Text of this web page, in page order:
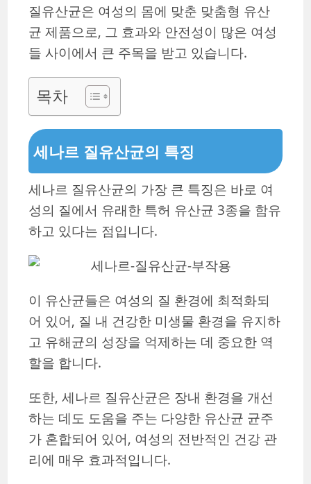
질유산균은 여성의 몸에 맞춘 맞춤형 유산
균 제품으로, 그 효과와 안전성이 많은 여성
들 사이에서 큰 주목을 받고 있습니다.
목차
세나르 질유산균의 특징
세나르 질유산균의 가장 큰 특징은 바로 여
성의 질에서 유래한 특허 유산균 3종을 함유
하고 있다는 점입니다.
이 유산균들은 여성의 질 환경에 최적화되
어 있어, 질 내 건강한 미생물 환경을 유지하
고 유해균의 성장을 억제하는 데 중요한 역
할을 합니다.
또한, 세나르 질유산균은 장내 환경을 개선
하는 데도 도움을 주는 다양한 유산균 균주
가 혼합되어 있어, 여성의 전반적인 건강 관
리에 매우 효과적입니다.